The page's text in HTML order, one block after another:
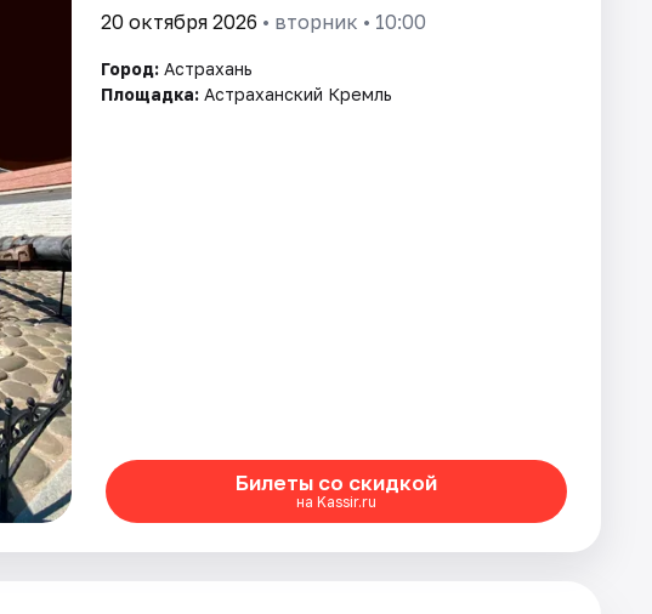
20 октября 2026 • вторник • 10:00
Город: Астрахань
Площадка: Астраханский Кремль
Билеты со скидкой
на Kassir.ru